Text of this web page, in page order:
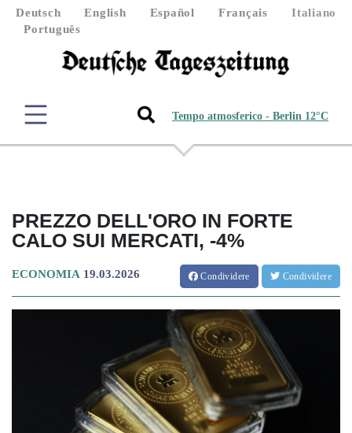
Deutsch English Español Français
Italiano
Português
Tempo atmosferico - Berlin 12°C
PREZZO DELL'ORO IN FORTE
CALO SUI MERCATI, -4%
ECONOMIA 19.03.2026 Condividere Condividere